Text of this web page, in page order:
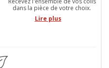
dans la pièce de votre choix.
Lire plus